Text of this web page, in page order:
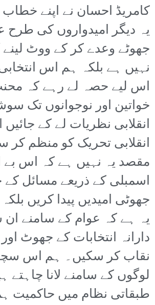
کامریڈ احسان نے اپنے
یہ دیگر امیدواروں کی
جھوٹے وعدے کر کے ووٹ
نہیں ہے بلکہ ہم اس
اس لیے حصہ لے رہے کہ
خواتین اور نوجوانوں تک
انقلابی نظریات لے کے جائیں
انقلابی تحریک کو منظم کر
مقصد یہ نہیں ہے کہ اس بے
اسمبلی کے ذریعے مسائل
جھوٹی امیدیں پیدا کریں
یہ ہے کہ عوام کے سامنے ان
دارانہ انتخابات کے جھوٹ
نقاب کر سکیں۔ ہم اس
لوگوں کے سامنے لانا چاہتے
طبقاتی نظام میں حاکمیت